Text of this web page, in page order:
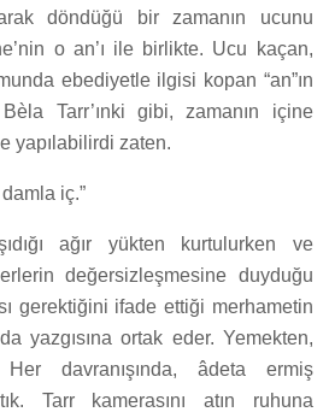
döndüğü bir zamanın ucunu
o an’ı ile birlikte. Ucu kaçan,
ebediyetle ilgisi kopan “an”ın
Tarr’ınki gibi, zamanın içine
yapılabilirdi zaten.
iç.”
ağır yükten kurtulurken ve
değersizleşmesine duyduğu
gerektiğini ifade ettiği merhametin
da yazgısına ortak eder. Yemekten,
davranışında, âdeta ermiş
Tarr kamerasını atın ruhuna